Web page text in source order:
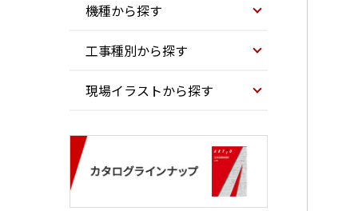
機種から探す
工事種別から探す
現場イラストから探す